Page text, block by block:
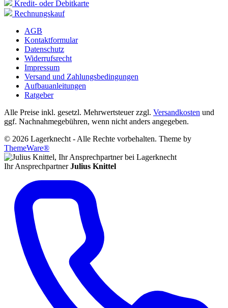
Kredit- oder Debitkarte
Rechnungskauf
AGB
Kontaktformular
Datenschutz
Widerrufsrecht
Impressum
Versand und Zahlungsbedingungen
Aufbauanleitungen
Ratgeber
Alle Preise inkl. gesetzl. Mehrwertsteuer zzgl. Versandkosten und
ggf. Nachnahmegebühren, wenn nicht anders angegeben.
© 2026 Lagerknecht - Alle Rechte vorbehalten. Theme by
ThemeWare®
Ihr Ansprechpartner Julius Knittel